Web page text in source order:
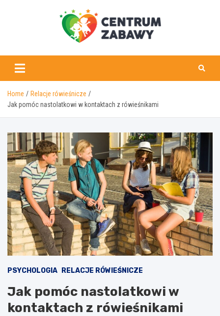
centrumzabawy.pl
Home
Relacje rówieśnicze
Jak pomóc nastolatkowi w kontaktach z rówieśnikami
PSYCHOLOGIA RELACJE RÓWIEŚNICZE
Jak pomóc nastolatkowi w
kontaktach z rówieśnikami